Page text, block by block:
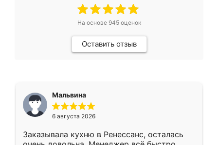
На основе 945оценок
Оставить отзыв
Мальвина
6 августа 2026
Заказывала кухню в Ренессанс, осталась